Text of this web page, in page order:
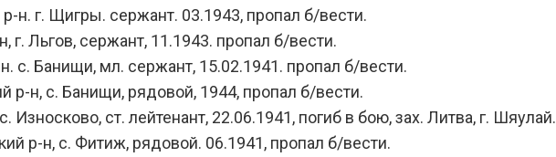
г. Щигры. сержант. 03.1943, пропал б/вести.
Льгов, сержант, 11.1943. пропал б/вести.
Банищи, мл. сержант, 15.02.1941. пропал б/вести.
н, с. Банищи, рядовой, 1944, пропал б/вести.
ст. лейтенант, 22.06.1941, погиб в бою, зах. Литва, г. Шяулай.
р-н, с. Фитиж, рядовой. 06.1941, пропал б/вести.